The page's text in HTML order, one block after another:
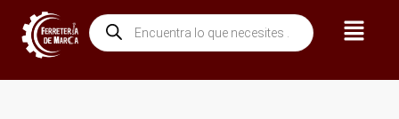
contenido
Búsqueda
de
productos
Menú